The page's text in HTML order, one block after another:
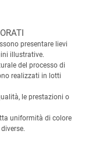
presentare lievi
illustrative.
del processo di
realizzati in lotti
le prestazioni o
uniformità di colore